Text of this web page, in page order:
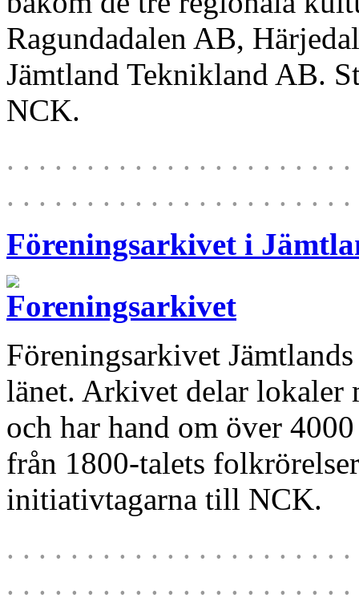
Ragundadalen AB,
Jämtland Teknikland AB.
NCK.
. . . . . . . . . . . . . . . . . . . . .
. . . . . . . . . . . . . . . . . . . . . .
Föreningsarkivet i
Föreningsarkivet
länet. Arkivet delar lokaler
och har hand om över
från 1800-talets
initiativtagarna till NCK.
. . . . . . . . . . . . . . . . . . . . .
. . . . . . . . . . . . . . . . . . . . . .